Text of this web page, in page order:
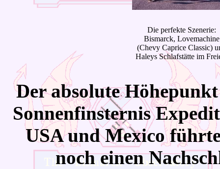
Die perfekte Szenerie:
Bismarck, Lovemachine
(Chevy Caprice Classic)
Haleys Schlafstätte im
Derabsolute
Sonnenfinsternis
USA und Mexico
noch einen